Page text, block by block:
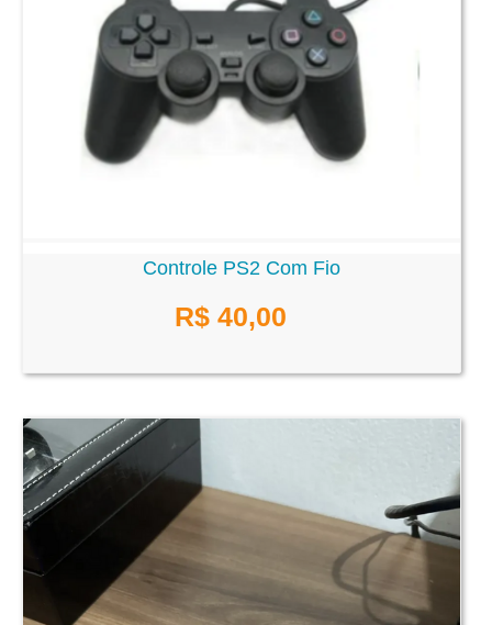
Controle PS2 Com Fio
R$ 40,00